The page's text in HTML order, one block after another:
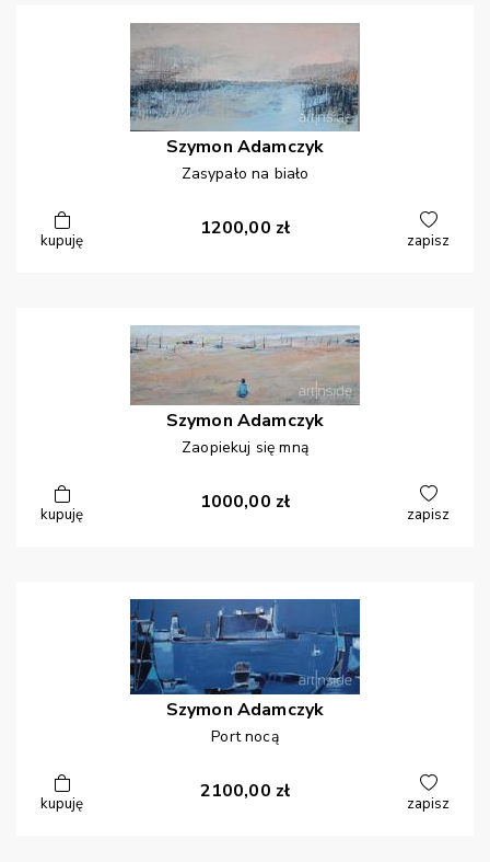
Szymon Adamczyk
Zasypało na biało
kupuję
1200,00 zł
zapisz
Szymon Adamczyk
Zaopiekuj się mną
kupuję
1000,00 zł
zapisz
Szymon Adamczyk
Port nocą
kupuję
2100,00 zł
zapisz